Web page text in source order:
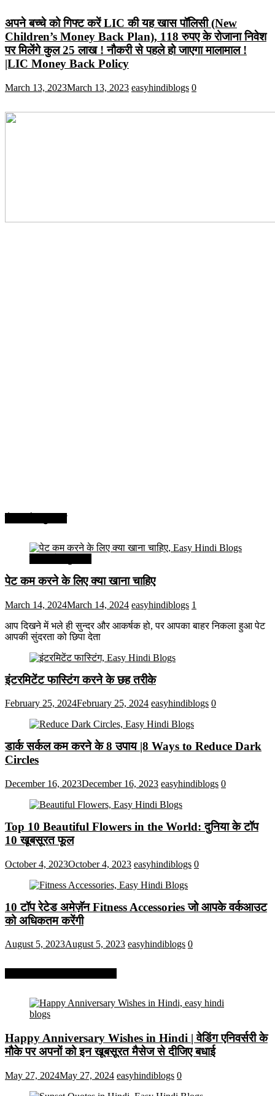
अपने बच्चे को गिफ्ट करें LIC की यह खास पॉलिसी (New
Children’s Money Back Plan), 118 रुपए के रोजाना निवेश
पर मिलेंगे कुल 25 लाख ! नौकरी से पहले हो जाएगा मालामाल !
|LIC Money Back Policy
March 13, 2023March 13, 2023 easyhindiblogs 0
पेट कम करने के लिए क्या खाना चाहिए
March 14, 2024March 14, 2024 easyhindiblogs 1
आप दिखने में भले ही सुन्दर और आकर्षक हो, पर आपका बाहर निकला हुआ पेट
आपकी सुंदरता को छिपा देता
इंटरमिटेंट फास्टिंग करने के छह तरीके
February 25, 2024February 25, 2024 easyhindiblogs 0
डार्क सर्कल कम करने के 8 उपाय |8 Ways to Reduce Dark
Circles
December 16, 2023December 16, 2023 easyhindiblogs 0
Top 10 Beautiful Flowers in the World: दुनिया के टॉप
10 खूबसूरत फूल
October 4, 2023October 4, 2023 easyhindiblogs 0
10 टॉप रेटेड अमेज़ॅन Fitness Accessories जो आपके वर्कआउट
को अधिकतम करेंगी
August 5, 2023August 5, 2023 easyhindiblogs 0
Happy Anniversary Wishes in Hindi | वेडिंग एनिवर्सरी के
मौके पर अपनों को इन खूबसूरत मैसेज से दीजिए बधाई
May 27, 2024May 27, 2024 easyhindiblogs 0